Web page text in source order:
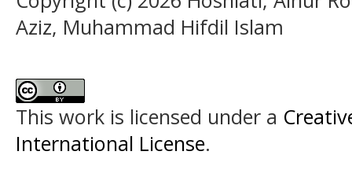
Aziz, Muhammad Hifdil Islam
This work is licensed under a
International License.